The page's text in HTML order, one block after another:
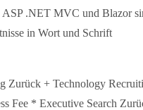
.NET MVC und Blazor
in Wort und Schrift
+ Technology
Fee * Executive Search